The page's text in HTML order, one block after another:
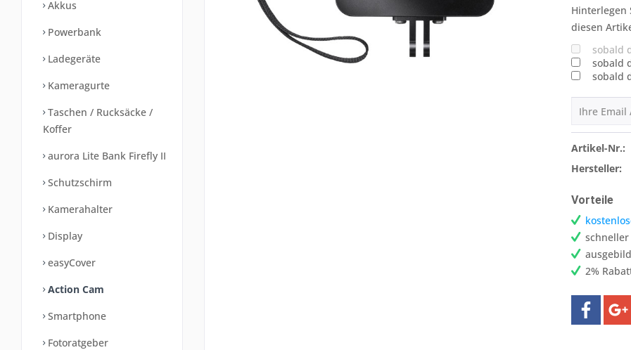
Akkus
Powerbank
Ladegeräte
Kameragurte
Taschen / Rucksäcke /
Koffer
aurora Lite Bank Firefly II
Schutzschirm
Kamerahalter
Display
easyCover
Action Cam
Smartphone
Fotoratgeber
Hinterlegen
diesen
sobald
sobald
sobald
Artikel-Nr.:
Hersteller:
Vorteile
2%